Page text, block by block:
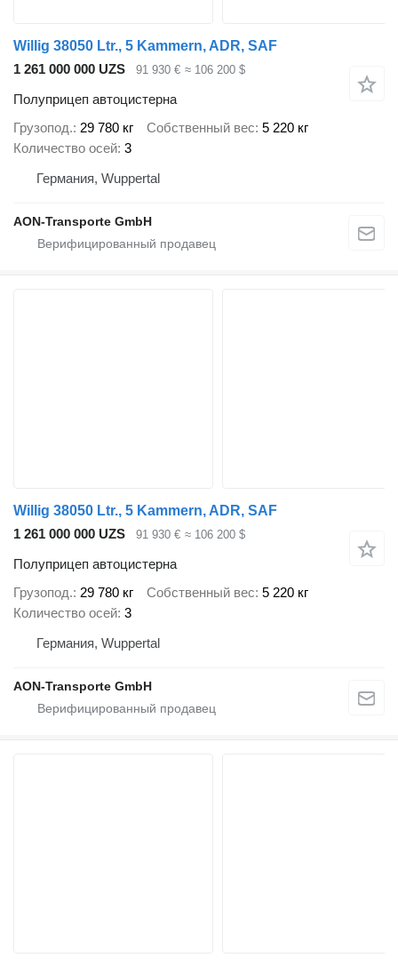
Willig 38050 Ltr., 5 Kammern, ADR, SAF
1 261 000 000 UZS
91 930 € ≈ 106 200 $
Полуприцеп автоцистерна
Грузопод. 29 780 кг Собственный вес 5 220 кг
Количество осей 3
Германия, Wuppertal
AON-Transporte GmbH
Willig 38050 Ltr., 5 Kammern, ADR, SAF
1 261 000 000 UZS
91 930 € ≈ 106 200 $
Полуприцеп автоцистерна
Грузопод. 29 780 кг Собственный вес 5 220 кг
Количество осей 3
Германия, Wuppertal
AON-Transporte GmbH